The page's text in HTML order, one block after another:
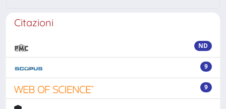
Citazioni
ND
9
9